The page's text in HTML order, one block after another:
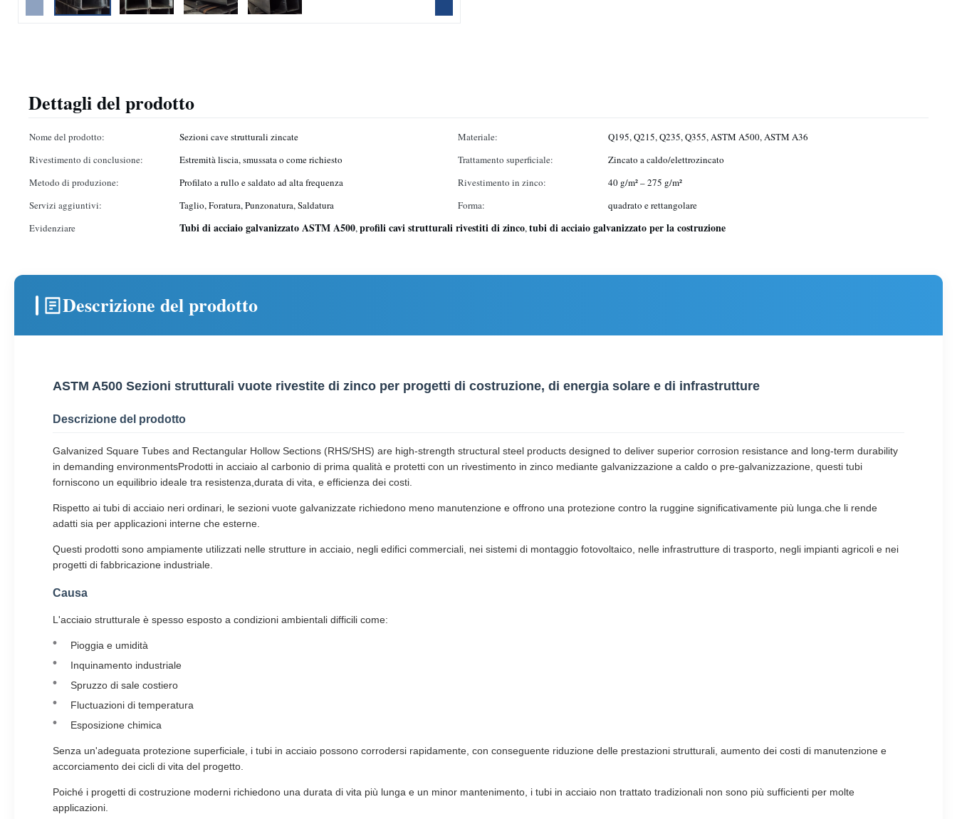
Dettagli del prodotto
Nome del prodotto: Sezioni cave strutturali zincate Materiale:
Q195, Q215, Q235, Q355, ASTM A500, ASTM A36
Rivestimento di conclusione:
Estremità liscia, smussata o come richiesto Trattamento superficiale:
Zincato a caldo/elettrozincato
Metodo di produzione:
Profilato a rullo e saldato ad alta frequenza Rivestimento in zinco:
40 g/m² – 275 g/m²
Servizi aggiuntivi:
Taglio, Foratura, Punzonatura, Saldatura Forma:
quadrato e rettangolare
Evidenziare
Tubi di acciaio galvanizzato ASTM A500,profili cavi strutturali rivestiti di zinco,tubi di acciaio galvanizzato per la costruzione
Descrizione del prodotto
ASTM A500 Sezioni strutturali vuote rivestite di zinco per progetti di costruzione, di energia solare e di infrastrutture
Descrizione del prodotto
Galvanized Square Tubes and Rectangular Hollow Sections (RHS/SHS) are high-strength structural steel products designed to deliver superior corrosion resistance and long-term durability
in demanding environmentsProdotti in acciaio al carbonio di prima qualità e protetti con un rivestimento in zinco mediante galvanizzazione a caldo o pre-galvanizzazione, questi tubi
forniscono un equilibrio ideale tra resistenza,durata di vita, e efficienza dei costi.
Rispetto ai tubi di acciaio neri ordinari, le sezioni vuote galvanizzate richiedono meno manutenzione e offrono una protezione contro la ruggine significativamente più lunga.che li rende
adatti sia per applicazioni interne che esterne.
Questi prodotti sono ampiamente utilizzati nelle strutture in acciaio, negli edifici commerciali, nei sistemi di montaggio fotovoltaico, nelle infrastrutture di trasporto, negli impianti agricoli e nei
progetti di fabbricazione industriale.
Causa
L'acciaio strutturale è spesso esposto a condizioni ambientali difficili come:
Pioggia e umidità
Inquinamento industriale
Spruzzo di sale costiero
Fluctuazioni di temperatura
Esposizione chimica
Senza un'adeguata protezione superficiale, i tubi in acciaio possono corrodersi rapidamente, con conseguente riduzione delle prestazioni strutturali, aumento dei costi di manutenzione e
accorciamento dei cicli di vita del progetto.
Poiché i progetti di costruzione moderni richiedono una durata di vita più lunga e un minor mantenimento, i tubi in acciaio non trattato tradizionali non sono più sufficienti per molte
applicazioni.